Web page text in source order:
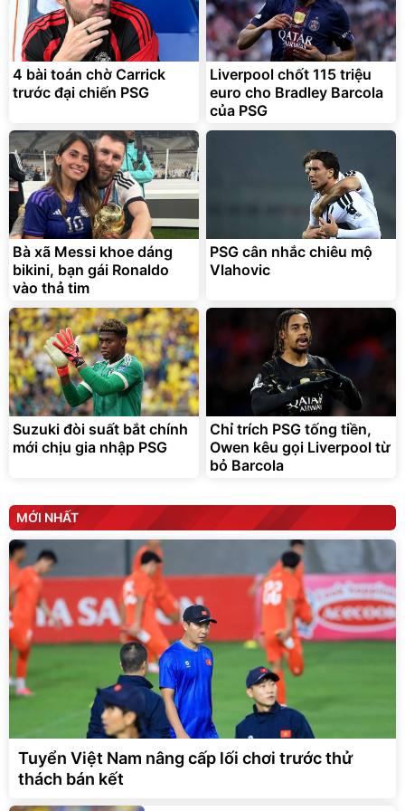
4 bài toán chờ Carrick
trước đại chiến PSG
Liverpool chốt 115 triệu
euro cho Bradley Barcola
của PSG
Bà xã Messi khoe dáng
bikini, bạn gái Ronaldo
vào thả tim
PSG cân nhắc chiêu mộ
Vlahovic
Suzuki đòi suất bắt chính
mới chịu gia nhập PSG
Chỉ trích PSG tống tiền,
Owen kêu gọi Liverpool từ
bỏ Barcola
MỚI NHẤT
Tuyển Việt Nam nâng cấp lối chơi trước thử
thách bán kết